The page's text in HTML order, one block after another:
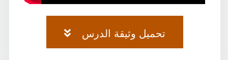
تحميل وثيقة الدرس